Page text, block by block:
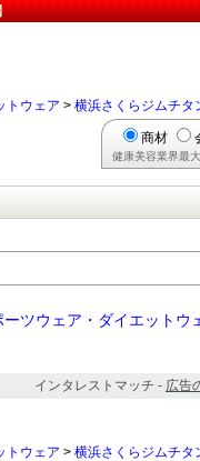
トウェア > 横浜さくらジムチタ
商材
健康美容業界最
ーツウェア・ダイエットウ
インタレストマッチ - 広告
トウェア > 横浜さくらジムチタ